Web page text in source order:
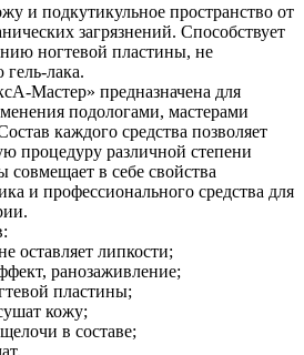
и подкутикульное пространство от
загрязнений. Способствует
ногтевой пластины, не
гель-лака.
Мастер» предназначена для
подологами, мастерами
каждого средства позволяет
процедуру различной степени
в себе свойства
и профессионального средства для
оставляет липкости;
ранозаживление;
пластины;
кожу;
в составе;